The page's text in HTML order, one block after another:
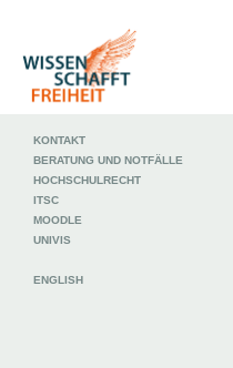
KONTAKT
BERATUNG UND NOTFÄLLE
HOCHSCHULRECHT
ITSC
MOODLE
UNIVIS
ENGLISH